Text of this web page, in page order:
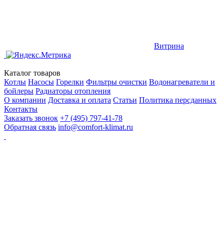
Витрина
Каталог товаров
Котлы Насосы Горелки Фильтры очистки Водонагреватели и
бойлеры Радиаторы отопления
О компании Доставка и оплата Статьи Политика персданных
Контакты
Заказать звонок +7 (495) 797-41-78
Обратная связь info@comfort-klimat.ru